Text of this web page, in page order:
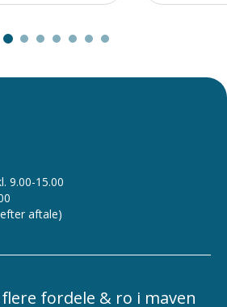
9.00-15.00
aftale)
fordele & ro i maven